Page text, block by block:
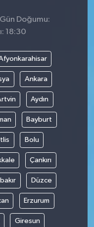
Doğumu:
18:30
Ankara
Aydın
Bayburt
Bolu
Çankırı
Düzce
Erzurum
Giresun